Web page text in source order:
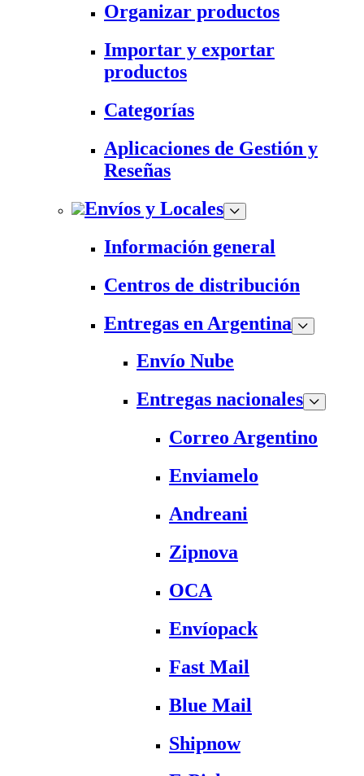
Organizar productos
Importar y exportar
productos
Categorías
Aplicaciones de Gestión y
Reseñas
Envíos y Locales
Información general
Centros de distribución
Entregas en Argentina
Envío Nube
Entregas nacionales
Correo Argentino
Enviamelo
Andreani
Zipnova
OCA
Envíopack
Fast Mail
Blue Mail
Shipnow